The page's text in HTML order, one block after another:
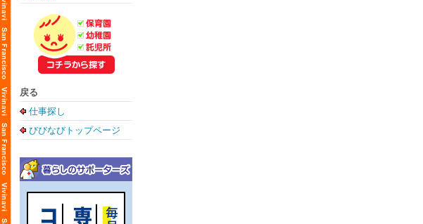
戻る
仕事探し
びびなびトップページ